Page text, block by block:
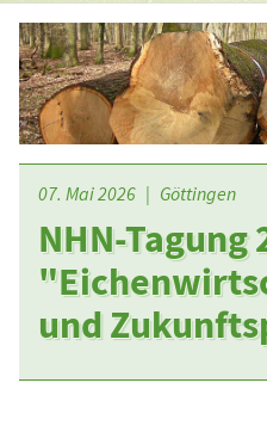
07. Mai 2026 | Göttingen
NHN-Tagung
und